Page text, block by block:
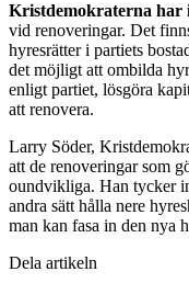
Kristdemokraterna har
vid renoveringar. Det
hyresrätter i partiets
det möjligt att ombilda
enligt partiet, lösgöra
att renovera.
Larry Söder,
att de renoveringar som
oundvikliga. Han tycker
andra sätt hålla nere
man kan fasa in den nya
Dela artikeln